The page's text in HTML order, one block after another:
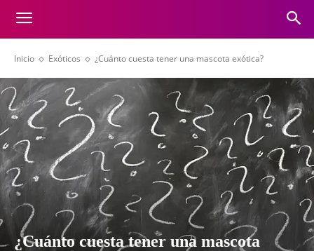
Inicio Exóticos ¿Cuánto cuesta tener una mascota exótica?
¿Cuánto cuesta tener una mascota